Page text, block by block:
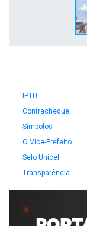
IPTU
Contracheque
Símbolos
O Vice-Prefeito
Selo Unicef
Transparência